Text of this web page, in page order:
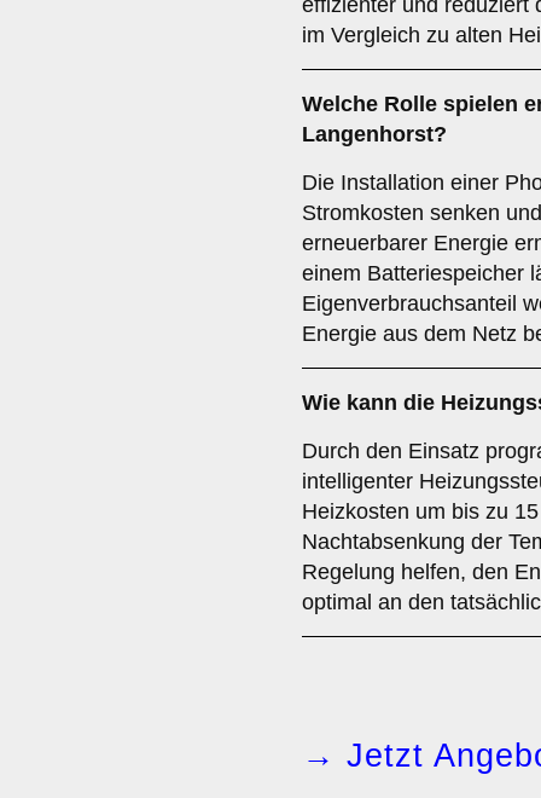
effizienter und reduziert
im Vergleich zu alten
Welche Rolle spielen
Langenhorst?
Die Installation einer
Stromkosten senken
erneuerbarer Energie
einem Batteriespeicher
Eigenverbrauchsanteil
Energie aus dem Netz
Wie kann die
Durch den Einsatz
intelligenter
Heizkosten um bis zu
Nachtabsenkung der
Regelung helfen, den
optimal an den
→ Jetzt